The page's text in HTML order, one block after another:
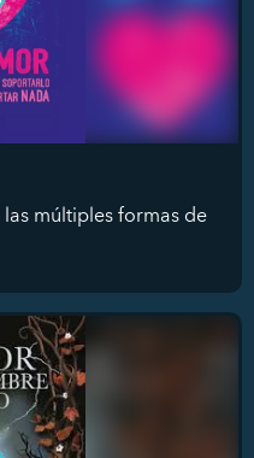
múltiples formas de